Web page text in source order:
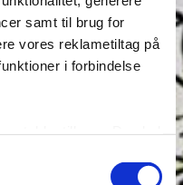
samt til brug for
vores reklametiltag på
i forbindelse
cookies eller
Minnie?